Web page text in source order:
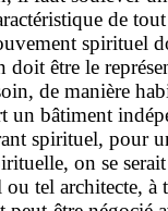
de
spirituel
doit être le
de manière
un bâtiment
spirituel, pour
on se
ou tel architecte, à